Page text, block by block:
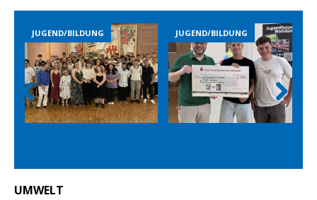
JUGEND/BILDUNG JUGEND/BILDUNG
Prev
ious
Nex
t
UMWELT